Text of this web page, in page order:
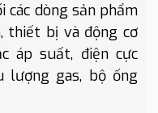
các dòng sản phẩm
thiết bị và động cơ
áp suất, điện cực
lượng gas, bộ ống